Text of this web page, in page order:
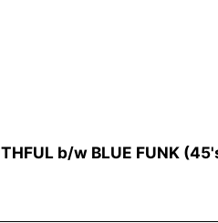
b/w BLUE FUNK